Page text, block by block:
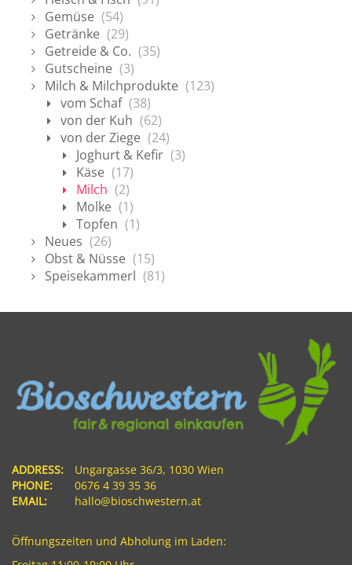
Gemüse (54)
Getränke (29)
Getreide & Co. (35)
Gutscheine (3)
Milch & Milchprodukte (123)
vom Schaf (38)
von der Kuh (62)
von der Ziege (24)
Joghurt & Kefir (3)
Käse (17)
Milch (2)
Molke (1)
Topfen (1)
Neues (26)
Obst & Nüsse (15)
Speisekammerl (81)
ADDRESS:
Ungargasse 36/3, 1030 Wien
PHONE:
0676 4 39 35 36
EMAIL:
hallo@bioschwestern.at
Öffnungszeiten und Abholung im Laden: